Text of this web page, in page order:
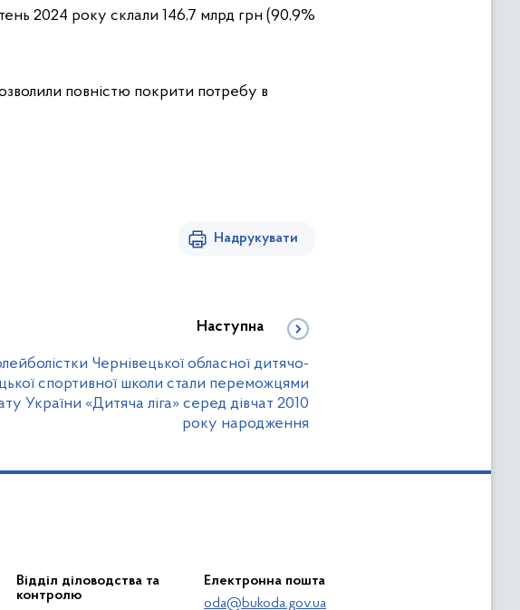
2024 року склали 146,7 млрд грн (90,9%
повністю покрити потребу в
Надрукувати
Наступна
Чернівецької обласної дитячо-
спортивної школи стали переможцями
України «Дитяча ліга» серед дівчат 2010
року народження
Відділ діловодства та
контролю
Електронна пошта
oda@bukoda.gov.ua